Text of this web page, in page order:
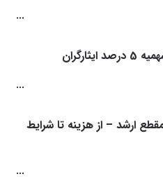
ارشد – از هزینه تا شرایط